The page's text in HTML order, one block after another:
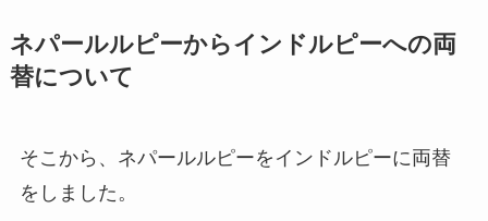
ネパールルピーからインドルピーへの両
替について
そこから、ネパールルピーをインドルピーに両替
をしました。